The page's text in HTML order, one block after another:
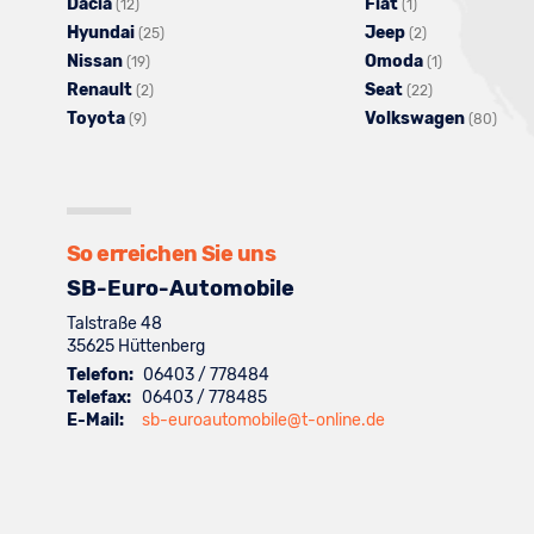
von
Audi
anzeigen
von
BMW
anzeigen
(12)
Fahrzeuge
von
Dacia
anzeigen
(1)
Fahrzeuge
von
Fiat
anzeigen
Hyundai (25) Jeep (2)
Fahrzeuge
von
Jeep
Nissan (19)
Fahrzeuge
Omoda (1)
von
Renault (2) Seat (22)
Fahrzeuge
Toyota (9) Volkswagen (80)
So erreichen Sie uns
SB-Euro-Automobile
Talstraße 48
35625 Hüttenberg
Telefon: 06403 / 778484
Telefax: 06403 / 778485
E-Mail:
sb-euroautomobile@t-online.de